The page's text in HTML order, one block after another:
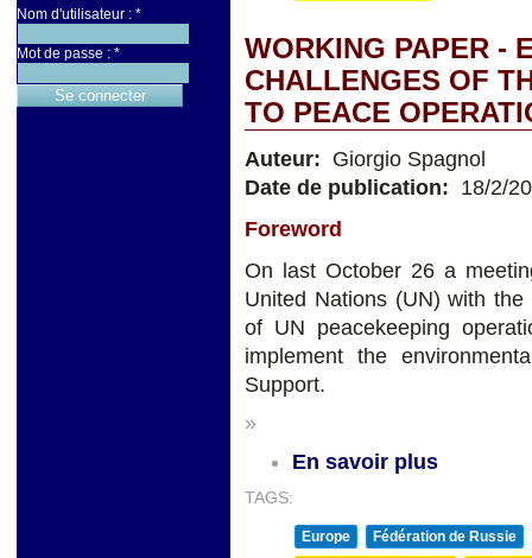
Nom d'utilisateur : *
Mot de passe : *
WORKING PAPER -
CHALLENGES OF
TO PEACE
Auteur: Giorgio Spagnol
Date de publication: 18/2/
Foreword
On last October 26 a
United Nations (UN) with
of UN peacekeeping
implement the
Support.
»
En savoir plus
TAGS:
Europe
Fédération de Russie